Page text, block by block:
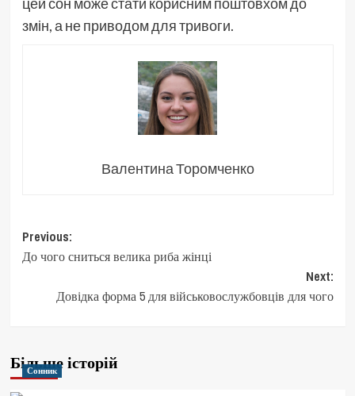
змін, а не приводом для тривоги.
Валентина Торомченко
Post
navigation
Previous:
До чого сниться велика риба жінці
Next:
Довідка форма 5 для військовослужбовців для чого
Більше історій
Сонник